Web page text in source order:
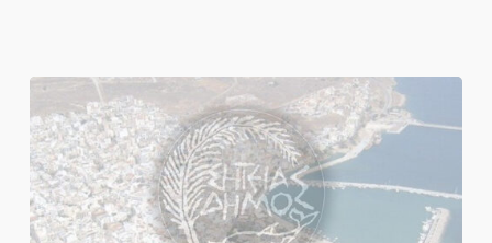
(ΚΩΔ.
249
και
294)
του
Νομού
Λασιθίου